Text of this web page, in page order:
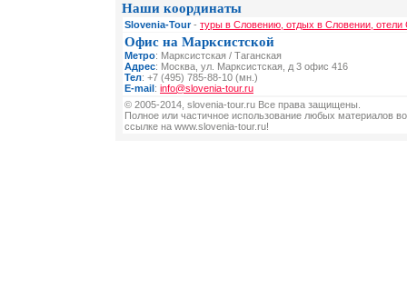
Наши координаты
Slovenia-Tour- туры в Словению, отдых в Словении,
Офис на Марксистской
Метро: Марксистская / Таганская
Адрес: Москва, ул. Марксистская, д 3 офис 416
Тел: +7 (495) 785-88-10 (мн.)
E-mail: info@slovenia-tour.ru
© 2005-2014, slovenia-tour.ru Все права защищены.
Полное или частичное использование любых материалов
ссылке на www.slovenia-tour.ru!